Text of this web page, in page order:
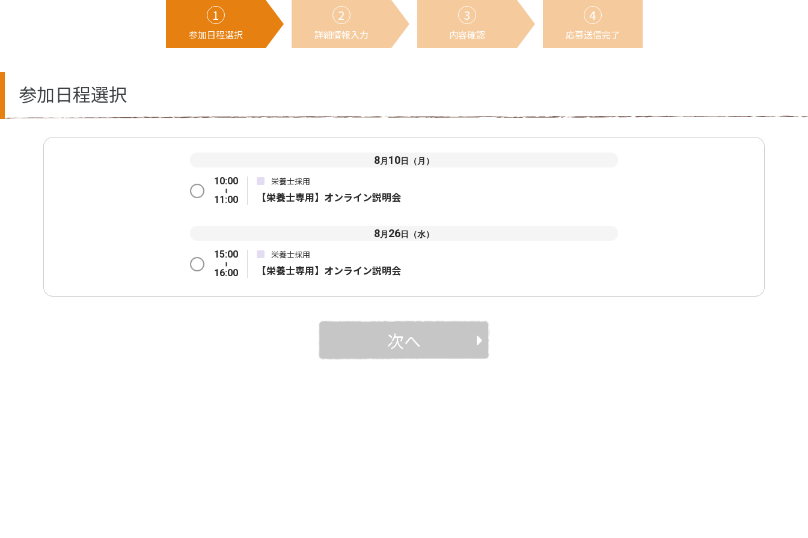
参加日程選択 詳細情報入力 内容確認 応募送信完了
参加日程選択
8月 10日（月）
10:00
11:00
栄養士採用
【栄養士専用】オンライン説明会
8月 26日（水）
15:00
16:00
栄養士採用
【栄養士専用】オンライン説明会
次へ